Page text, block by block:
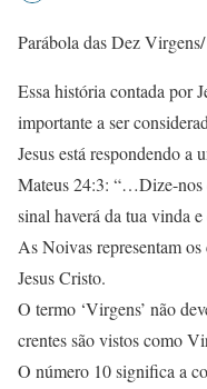
Parábola das Dez
Essa história contada por
importante a ser
Jesus está respondendo a
Mateus 24:3: “…Dize-nos
sinal haverá da tua vinda
As Noivas representam
Jesus Cristo.
O termo ‘Virgens’ não
crentes são vistos como
O número 10 significa a